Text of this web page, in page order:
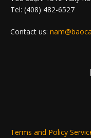
Tel: (408) 482-6527
Contact us:
Terms and Policy